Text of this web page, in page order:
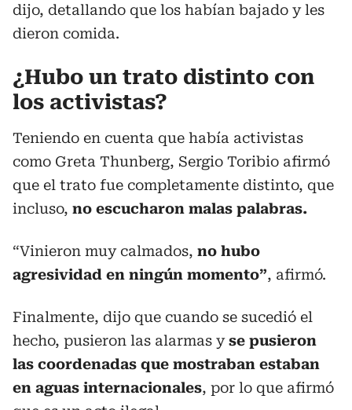
dijo, detallando que los habían bajado y les
dieron comida.
¿Hubo un trato distinto con
los activistas?
Teniendo en cuenta que había activistas
como Greta Thunberg, Sergio Toribio afirmó
que el trato fue completamente distinto, que
incluso, no escucharon malas palabras.
“Vinieron muy calmados, no hubo
agresividad en ningún momento”, afirmó.
Finalmente, dijo que cuando se sucedió el
hecho, pusieron las alarmas yse pusieron
las coordenadas que mostraban estaban
en aguas internacionales, por lo que afirmó